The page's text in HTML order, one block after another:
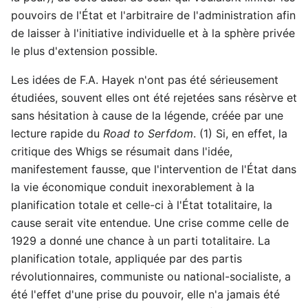
pouvoirs de l'État et l'arbitraire de l'administration afin
de laisser à l'initiative individuelle et à la sphère privée
le plus d'extension possible.
Les idées de F.A. Hayek n'ont pas été sérieusement
étudiées, souvent elles ont été rejetées sans résèrve et
sans hésitation à cause de la légende, créée par une
lecture rapide du Road to Serfdom. (1) Si, en effet, la
critique des Whigs se résumait dans l'idée,
manifestement fausse, que l'intervention de l'État dans
la vie économique conduit inexorablement à la
planification totale et celle-ci à l'État totalitaire, la
cause serait vite entendue. Une crise comme celle de
1929 a donné une chance à un parti totalitaire. La
planification totale, appliquée par des partis
révolutionnaires, communiste ou national-socialiste, a
été l'effet d'une prise du pouvoir, elle n'a jamais été